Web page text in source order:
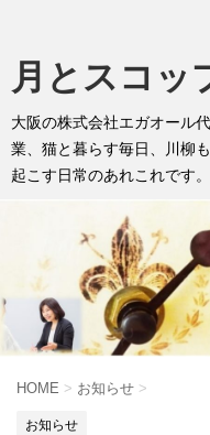
月とスコ
大阪の株式会社エガオール
業、猫と暮らす毎日、川柳
起こす日常のあれこれです。
HOME > お知らせ >
お知らせ